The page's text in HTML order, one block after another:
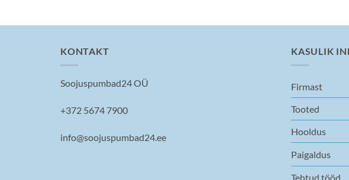
KONTAKT
Soojuspumbad24 OÜ
+372 5674 7900
info@soojuspumbad24.ee
KASULIK
Firmast
Tooted
Hooldus
Paigaldus
Tehtud tööd